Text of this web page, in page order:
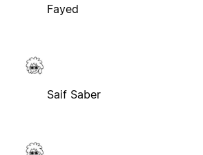
Fayed
Saif Saber